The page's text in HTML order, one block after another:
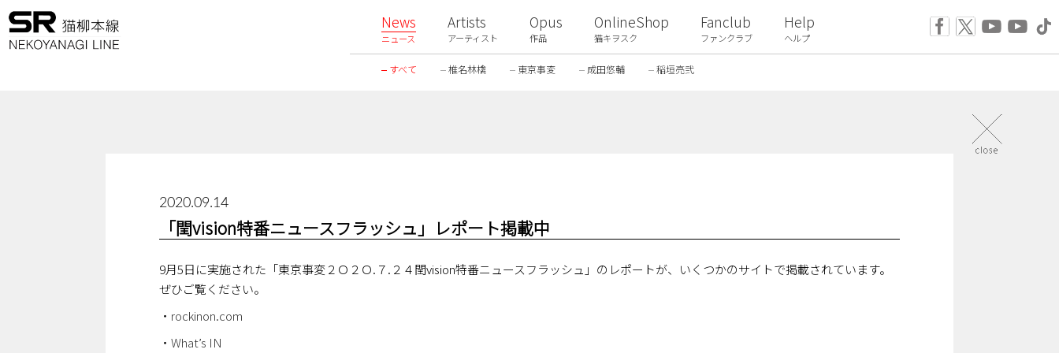
News
ニュース
Artists
アーティスト
Opus
作品
OnlineShop
猫キヲスク
Fanclub
ファンクラブ
Help
ヘルプ
すべて 椎名林檎 東京事変 成田悠輔 稲垣亮弐
2020.09.14
「閏vision特番ニュースフラッシュ」レポート掲載中
9月5日に実施された「東京事変２Ｏ２Ｏ.７.２４閏vision特番ニュースフラッシュ」のレポートが、いくつかのサイトで掲載されています。
ぜひご覧ください。
・ rockinon.com
・ What’s IN